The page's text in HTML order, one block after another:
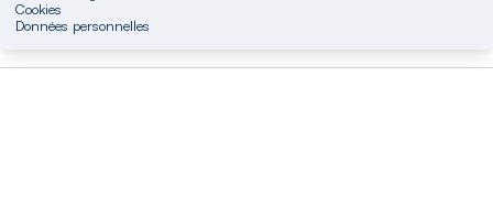
Cookies
Données personnelles